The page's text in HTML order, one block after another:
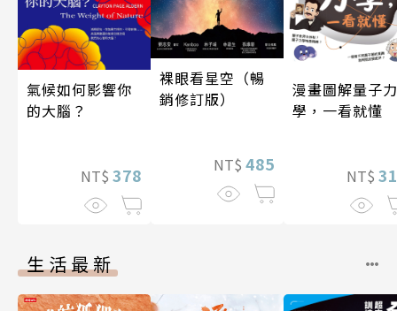
氣候如何影響你
的大腦？
NT$ 378
裸眼看星空（暢
銷修訂版）
NT$ 485
漫畫圖解量子力
學，一看就懂
NT$
生活最新